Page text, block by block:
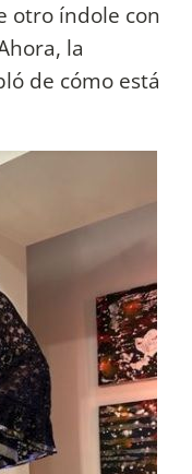
otro índole con
la
de cómo está